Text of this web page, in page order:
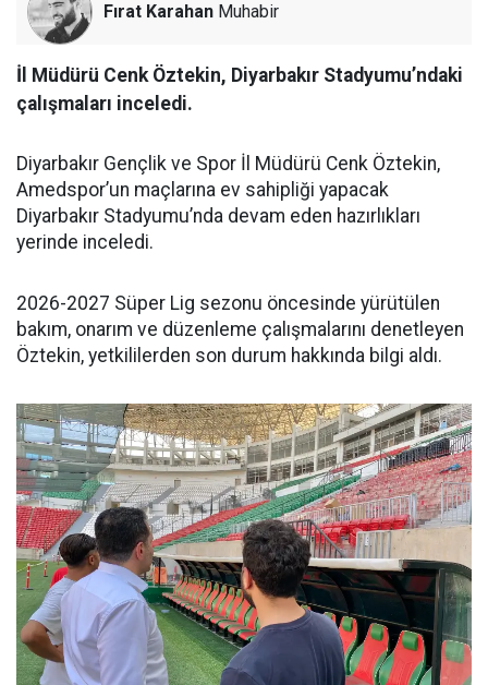
Fırat Karahan Muhabir
İl Müdürü Cenk Öztekin, Diyarbakır Stadyumu’ndaki
çalışmaları inceledi.
Diyarbakır Gençlik ve Spor İl Müdürü Cenk Öztekin,
Amedspor’un maçlarına ev sahipliği yapacak
Diyarbakır Stadyumu’nda devam eden hazırlıkları
yerinde inceledi.
2026-2027 Süper Lig sezonu öncesinde yürütülen
bakım, onarım ve düzenleme çalışmalarını denetleyen
Öztekin, yetkililerden son durum hakkında bilgi aldı.